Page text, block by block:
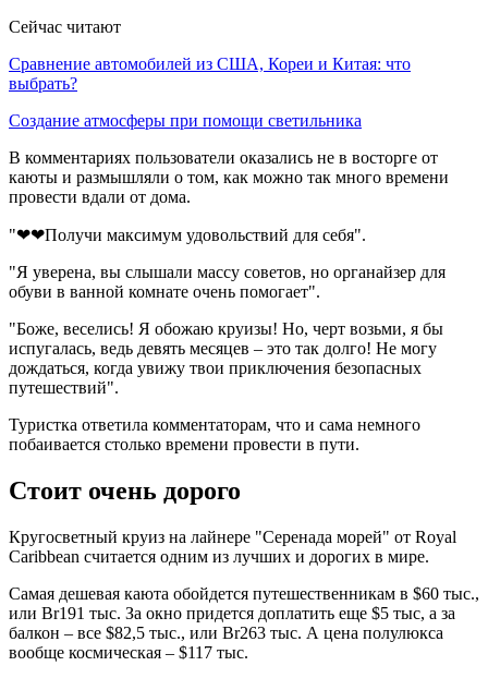
Сейчас читают
Сравнение автомобилей из США, Кореи и Китая: что
выбрать?
Создание атмосферы при помощи светильника
В комментариях пользователи оказались не в восторге от
каюты и размышляли о том, как можно так много времени
провести вдали от дома.
"❤❤Получи максимум удовольствий для себя".
"Я уверена, вы слышали массу советов, но органайзер для
обуви в ванной комнате очень помогает".
"Боже, веселись! Я обожаю круизы! Но, черт возьми, я бы
испугалась, ведь девять месяцев – это так долго! Не могу
дождаться, когда увижу твои приключения безопасных
путешествий".
Туристка ответила комментаторам, что и сама немного
побаивается столько времени провести в пути.
Стоит очень дорого
Кругосветный круиз на лайнере "Серенада морей" от Royal
Caribbean считается одним из лучших и дорогих в мире.
Самая дешевая каюта обойдется путешественникам в $60 тыс.,
или Br191 тыс. За окно придется доплатить еще $5 тыс, а за
балкон – все $82,5 тыс., или Br263 тыс. А цена полулюкса
вообще космическая – $117 тыс.